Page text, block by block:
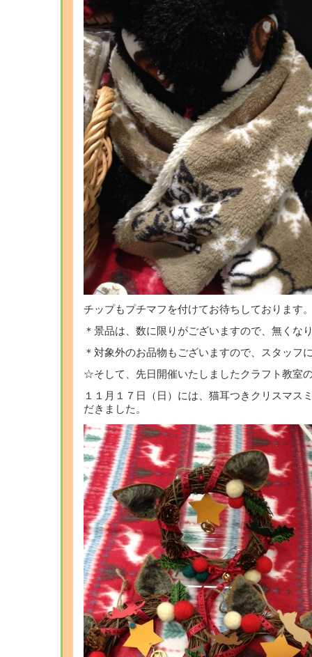
チップもプチマフを付けてお待ちしております
＊景品は、数に限りがございますので、無くな
＊対象外のお品物もございますので、スタッフ
☆そして、先日開催いたしましたクラフト教室
１１月１７日（日）には、猫耳つきクリスマス
だきました。